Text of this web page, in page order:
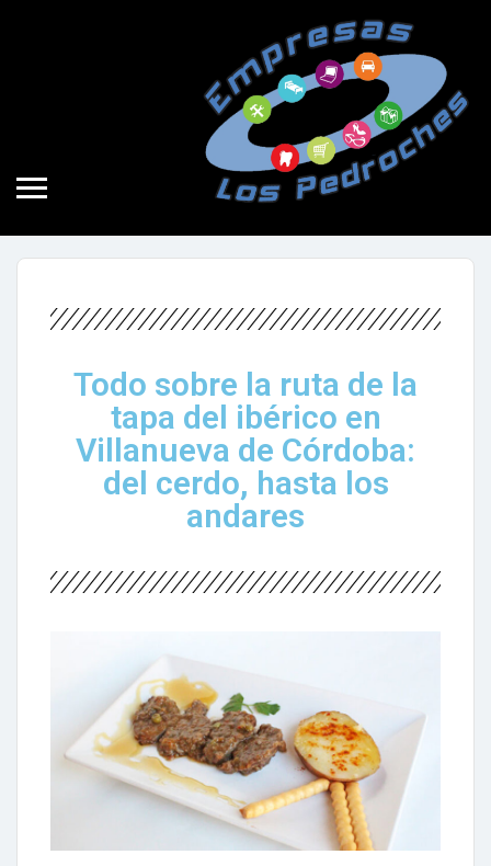
No hay comentarios
30 de enero de 2022
Todo sobre la ruta de la
tapa del ibérico en
Villanueva de Córdoba:
del cerdo, hasta los
andares